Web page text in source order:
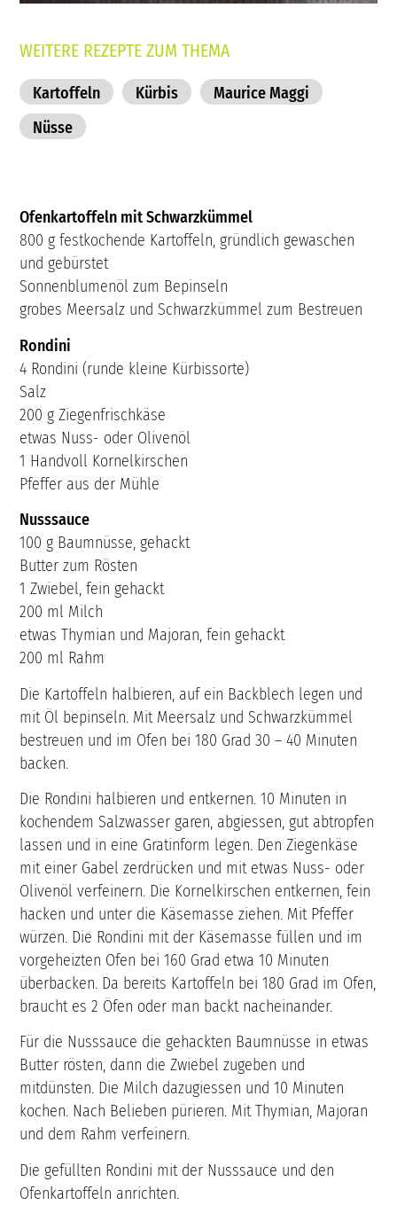
WEITERE REZEPTE ZUM THEMA
Kartoffeln Kürbis
Maurice Maggi
Nüsse
Ofenkartoffeln mit Schwarzkümmel
800 g festkochende Kartoffeln, gründlich gewaschen
und gebürstet
Sonnenblumenöl zum Bepinseln
grobes Meersalz und Schwarzkümmel zum Bestreuen
Rondini
4 Rondini (runde kleine Kürbissorte)
Salz
200 g Ziegenfrischkäse
etwas Nuss- oder Olivenöl
1 Handvoll Kornelkirschen
Pfeffer aus der Mühle
Nusssauce
100 g Baumnüsse, gehackt
Butter zum Rösten
1 Zwiebel, fein gehackt
200 ml Milch
etwas Thymian und Majoran, fein gehackt
200 ml Rahm
Die Kartoffeln halbieren, auf ein Backblech legen und
mit Öl bepinseln. Mit Meersalz und Schwarzkümmel
bestreuen und im Ofen bei 180 Grad 30 – 40 Minuten
backen.
Die Rondini halbieren und entkernen. 10 Minuten in
kochendem Salzwasser garen, abgiessen, gut abtropfen
lassen und in eine Gratinform legen. Den Ziegenkäse
mit einer Gabel zerdrücken und mit etwas Nuss- oder
Olivenöl verfeinern. Die Kornelkirschen entkernen, fein
hacken und unter die Käsemasse ziehen. Mit Pfeffer
würzen. Die Rondini mit der Käsemasse füllen und im
vorgeheizten Ofen bei 160 Grad etwa 10 Minuten
überbacken. Da bereits Kartoffeln bei 180 Grad im Ofen,
braucht es 2 Öfen oder man backt nacheinander.
Für die Nusssauce die gehackten Baumnüsse in etwas
Butter rösten, dann die Zwiebel zugeben und
mitdünsten. Die Milch dazugiessen und 10 Minuten
kochen. Nach Belieben pürieren. Mit Thymian, Majoran
und dem Rahm verfeinern.
Die gefüllten Rondini mit der Nusssauce und den
Ofenkartoffeln anrichten.